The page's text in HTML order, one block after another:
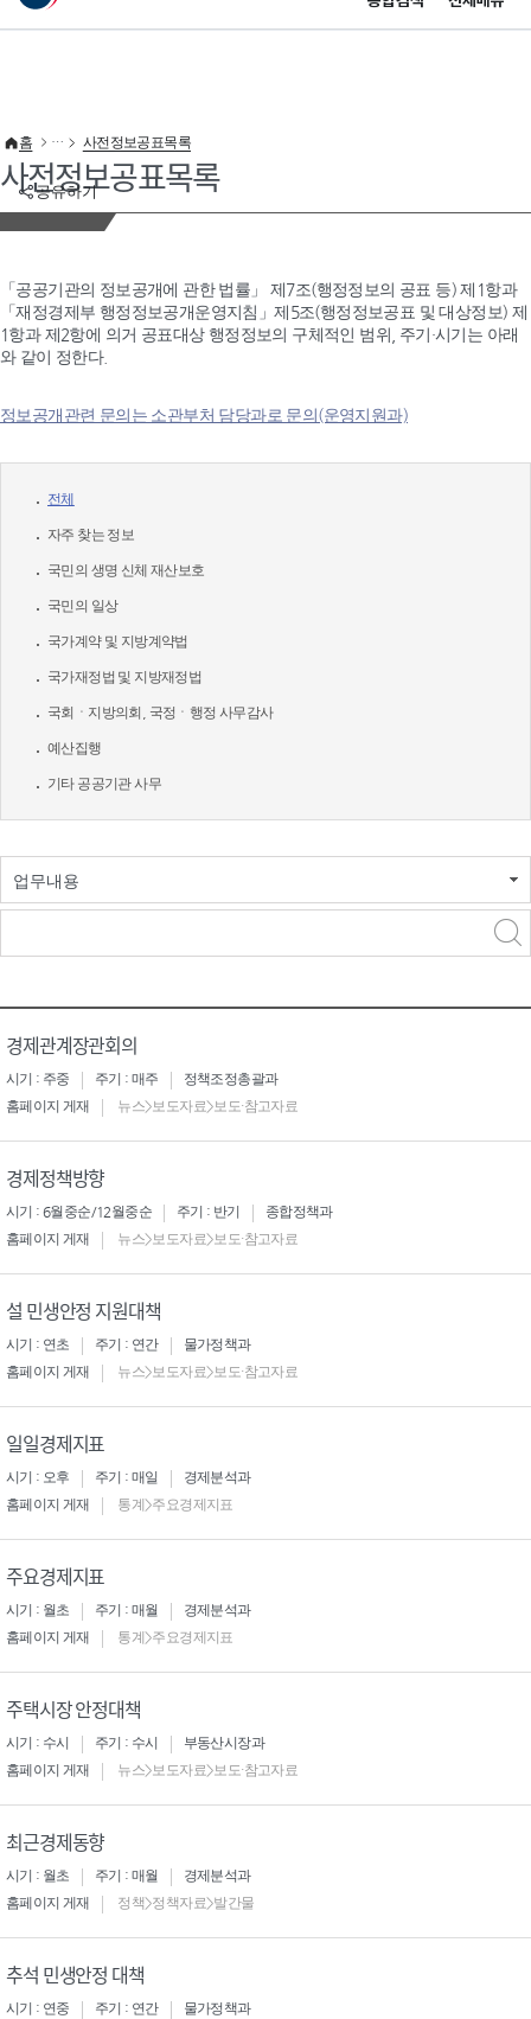
이 누리집은 대한민국 공식 전자정부 누리집입니다.
공유하기
홈 사전정보공표목록
사전정보공표목록
「공공기관의 정보공개에 관한 법률」 제7조(행정정보의 공표 등) 제1항과
「재정경제부 행정정보공개운영지침」제5조(행정정보공표 및 대상정보) 제
1항과 제2항에 의거 공표대상 행정정보의 구체적인 범위, 주기·시기는 아래
와 같이 정한다.
정보공개관련 문의는 소관부처 담당과로 문의(운영지원과)
전체
자주 찾는 정보
국민의 생명 신체 재산보호
국민의 일상
국가계약 및 지방계약법
국가재정법 및 지방재정법
국회ㆍ지방의회, 국정ㆍ행정 사무감사
예산집행
기타 공공기관 사무
업무내용
경제관계장관회의
시기 : 주중 주기 : 매주
정책조정총괄과
홈페이지 게재
뉴스>보도자료>보도·참고자료
경제정책방향
시기 : 6월중순/12월중순 주기 : 반기
종합정책과
홈페이지 게재
뉴스>보도자료>보도·참고자료
설 민생안정 지원대책
시기 : 연초 주기 : 연간
물가정책과
홈페이지 게재
뉴스>보도자료>보도·참고자료
일일경제지표
시기 : 오후 주기 : 매일
경제분석과
홈페이지 게재
통계>주요경제지표
주요경제지표
시기 : 월초 주기 : 매월
경제분석과
홈페이지 게재
통계>주요경제지표
주택시장 안정대책
시기 : 수시 주기 : 수시
부동산시장과
홈페이지 게재
뉴스>보도자료>보도·참고자료
최근경제동향
시기 : 월초 주기 : 매월
경제분석과
홈페이지 게재
정책>정책자료>발간물
추석 민생안정 대책
시기 : 연중 주기 : 연간
물가정책과